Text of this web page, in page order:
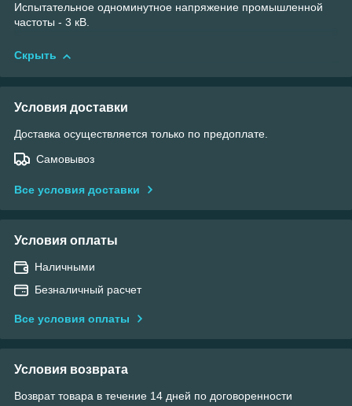
Испытательное одноминутное напряжение промышленной
частоты - 3 кВ.
Скрыть
Условия доставки
Доставка осуществляется только по предоплате.
Самовывоз
Все условия доставки
Условия оплаты
Наличными
Безналичный расчет
Все условия оплаты
Условия возврата
Возврат товара в течение 14 дней по договоренности